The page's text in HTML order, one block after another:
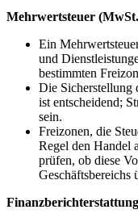
Mehrwertsteuer
Ein
und
bestimmten
Die Sicherstellung
ist entscheidend;
sein.
Freizonen, die
Regel den Handel
prüfen, ob diese
Geschäftsbereichs